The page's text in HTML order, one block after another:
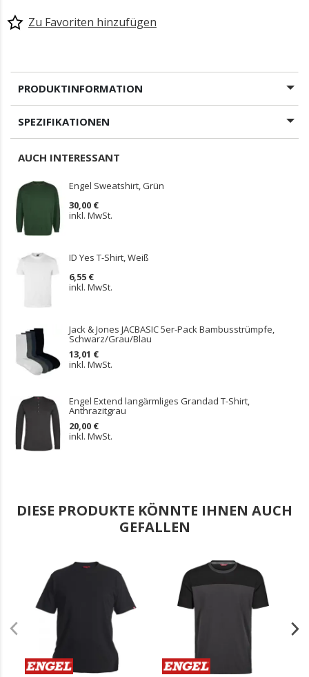
Zu Favoriten hinzufügen
PRODUKTINFORMATION
SPEZIFIKATIONEN
AUCH INTERESSANT
Engel Sweatshirt, Grün
30,00 €
inkl. MwSt.
ID Yes T-Shirt, Weiß
6,55 €
inkl. MwSt.
Jack & Jones JACBASIC 5er-Pack Bambusstrümpfe,
Schwarz/Grau/Blau
13,01 €
inkl. MwSt.
Engel Extend langärmliges Grandad T-Shirt,
Anthrazitgrau
20,00 €
inkl. MwSt.
DIESE PRODUKTE KÖNNTE IHNEN AUCH
GEFALLEN